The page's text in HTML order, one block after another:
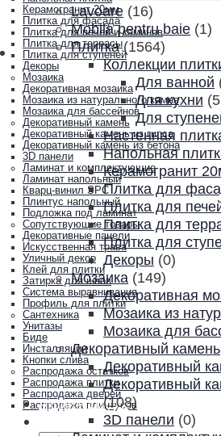
Керамогранит 20мм
Плитка для фасада
Плитка для печей и каминов
Плитка для террасы
Плитка для ступеней
Декоры
Мозаика
Декоративная мозаика
Мозаика из натурального камня
Мозаика для бассейнов
Декоративный камень
Декоративный камень из гипса
Декоративный камень из бетона
3D панели
Ламинат и комплектующие
Ламинат напольный
Кварц-винил SPC
Плинтус напольный
Подложка под ламинат
Сопутствующие товары
Декоративные панели
Искусственная трава
Уличный декор
Клей для плитки
Затирка для швов
Система выравнивания
Профиль для плитки
Сантехника
Унитазы
Биде
Инсталляции
Кнопки слива
Распродажа остатков
Распродажа плитки
Распродажа дверей
Распродажа плинтусов
Акции и скидки
Контакты
Lavoare (16)
Mobila pentru baie (1)
Плитка (1564)
Коллекции
Для ванной
Для кухни
Для
Настенная
Напольная
Керамогранит
Плитка для
Плитка для
Плитка для
Плитка для
Декоры (0)
Мозаика (149)
Декоративная
Мозаика из
Мозаика для
Декоративный камень
Декоративный
Декоративный
(108)
3D панели (0)